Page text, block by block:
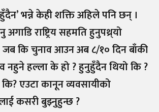
भन्ने केही शक्ति अहिले पनि छन् ।
राष्ट्रिय सहमति हुनुपथ्र्यो
कि चुनाव आउन अब ८/१० दिन बाँकी
नहुने हल्ला के हो ? हुनुहुँदैन थियो कि ?
एउटा कानून व्यवसायीको
कसरी बुझ्नुहुन्छ ?